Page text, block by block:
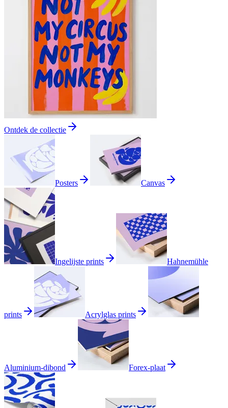
Ontdek de collectie
Posters Canvas
Ingelijste prints Hahnemühle
prints Acrylglas prints
Aluminium-dibond Forex-plaat